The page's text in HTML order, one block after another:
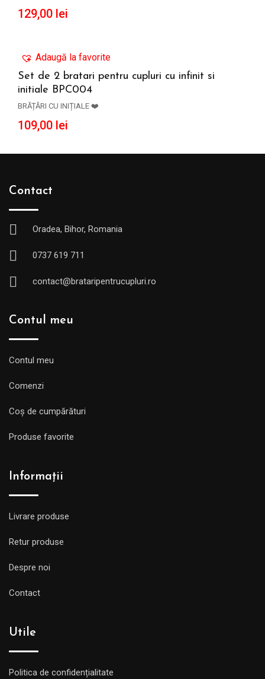
129,00 lei
Adaugă la favorite
Set de 2 bratari pentru cupluri cu infinit si
initiale BPC004
BRĂȚĂRI CU INIȚIALE ❤️
109,00 lei
Contact
Oradea, Bihor, Romania
0737 619 711
contact@brataripentrucupluri.ro
Contul meu
Contul meu
Comenzi
Coș de cumpărături
Produse favorite
Informații
Livrare produse
Retur produse
Despre noi
Contact
Utile
Politica de confidențialitate